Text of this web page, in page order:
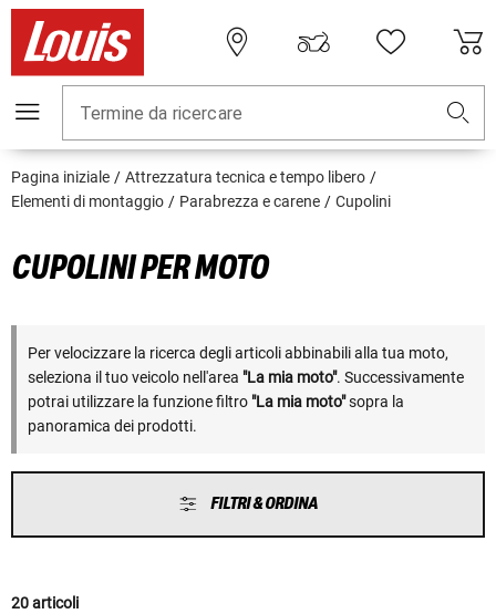
Termine da ricercare
Pagina iniziale
Attrezzatura tecnica e tempo libero
Elementi di montaggio
Parabrezza e carene Cupolini
CUPOLINI PER MOTO
Per velocizzare la ricerca degli articoli abbinabili alla tua moto,
seleziona il tuo veicolo nell'area "La mia moto". Successivamente
potrai utilizzare la funzione filtro "La mia moto"sopra la
panoramica dei prodotti.
FILTRI & ORDINA
20 articoli